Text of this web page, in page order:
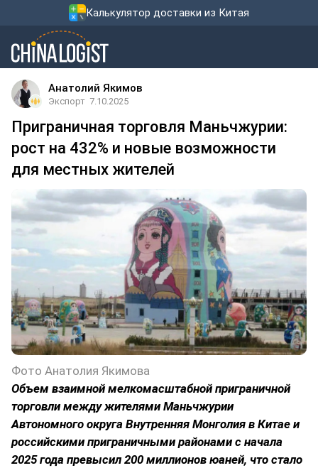
Калькулятор доставки из Китая
Анатолий Якимов
Экспорт 7.10.2025
Приграничная торговля Маньчжурии:
рост на 432% и новые возможности
для местных жителей
Фото Анатолия Якимова
Объем взаимной мелкомасштабной приграничной
торговли между жителями Маньчжурии
Автономного округа Внутренняя Монголия в Китае и
российскими приграничными районами с начала
2025 года превысил 200 миллионов юаней, что стало